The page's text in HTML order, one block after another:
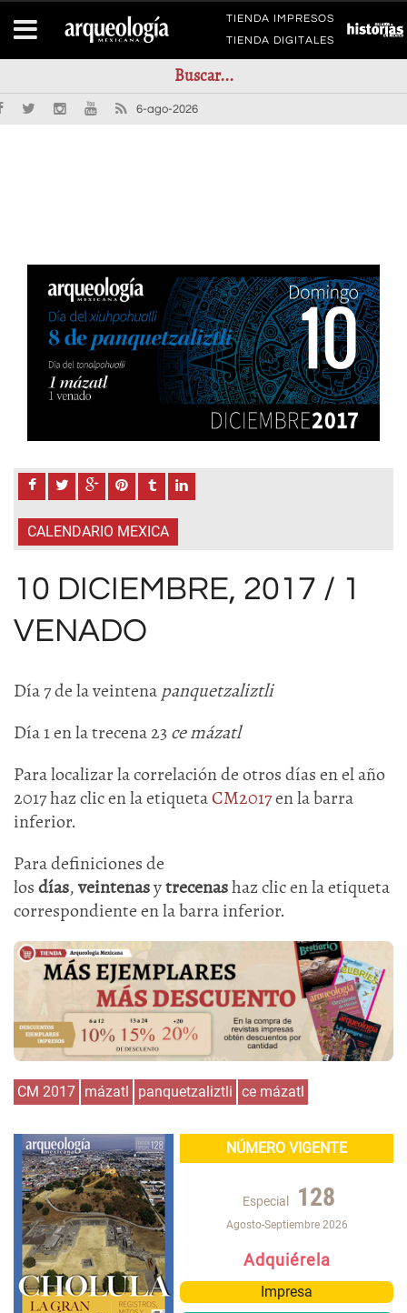
TIENDA IMPRESOS
TIENDA DIGITALES
6-ago-2026
CALENDARIO MEXICA
10 DICIEMBRE, 2017 / 1
VENADO
Día 7 de la veintena panquetzaliztli
Día 1 en la trecena 23ce mázatl
Para localizar la correlación de otros días en el año
2017 haz clic en la etiquetaCM2017en la barra
inferior.
Para definiciones de
losdías,veintenasytrecenashaz clic en la etiqueta
correspondiente en la barra inferior.
CM 2017 mázatl panquetzaliztli ce mázatl
NÚMERO VIGENTE
Especial 128
Agosto-Septiembre 2026
Adquiérela
Impresa